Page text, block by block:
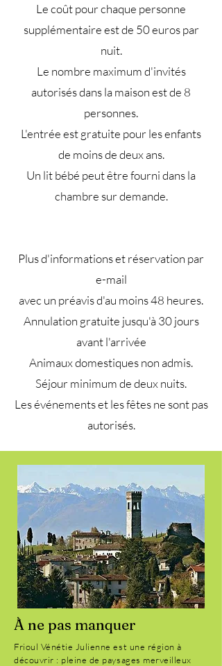
Le coût pour chaque personne
supplémentaire est de 50 euros par
nuit.
Le nombre maximum d'invités
autorisés dans la maison est de 8
personnes.
L'entrée est gratuite pour les enfants
de moins de deux ans.
Un lit bébé peut être fourni dans la
chambre sur demande.
Plus d'informations et réservation par
e-mail
avec un préavis d'au moins 48 heures.
Annulation gratuite jusqu'à 30 jours
avant l'arrivée
Animaux domestiques non admis.
Séjour minimum de deux nuits.
Les événements et les fêtes ne sont pas
autorisés.
À ne pas manquer
Frioul Vénétie Julienneest une région à
découvrir : pleine de paysages merveilleux